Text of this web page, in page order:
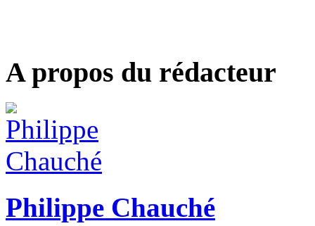
A propos du rédacteur
Philippe Chauché